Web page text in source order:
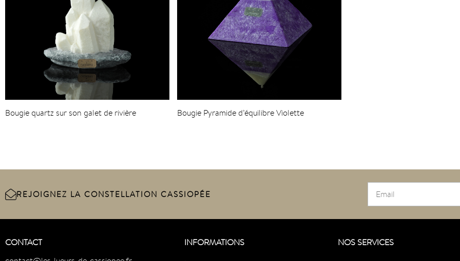
Bougie quartz sur son galet de rivière Bougie Pyramide d’équilibre Violette
REJOIGNEZ LA CONSTELLATION CASSIOPÉE
CONTACT
INFORMATIONS
NOS SERVICES